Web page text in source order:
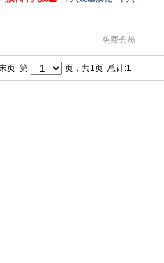
免费会员
页 第 页，共1页 总计:1